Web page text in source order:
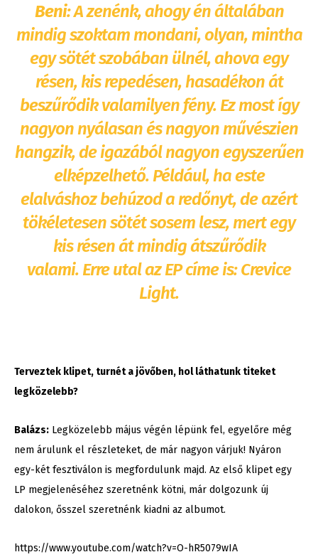
Beni:A zenénk, ahogy én általában
mindig szoktam mondani, olyan, mintha
egy sötét szobában ülnél, ahova egy
résen, kis repedésen, hasadékon át
beszűrődik valamilyen fény. Ez most így
nagyon nyálasan és nagyon művészien
hangzik, de igazából nagyon egyszerűen
elképzelhető. Például, ha este
elalváshoz behúzod a redőnyt, de azért
tökéletesen sötét sosem lesz, mert egy
kis résen át mindig átszűrődik
valami. Erre utal az EP címe is: Crevice
Light.
Terveztek klipet, turnét a jövőben, hol láthatunk titeket
legközelebb?
Balázs: Legközelebb május végén lépünk fel, egyelőre még
nem árulunk el részleteket, de már nagyon várjuk! Nyáron
egy-két fesztiválon is megfordulunk majd. Az első klipet egy
LP megjelenéséhez szeretnénk kötni, már dolgozunk új
dalokon, ősszel szeretnénk kiadni az albumot.
https://www.youtube.com/watch?v=O-hR5079wIA